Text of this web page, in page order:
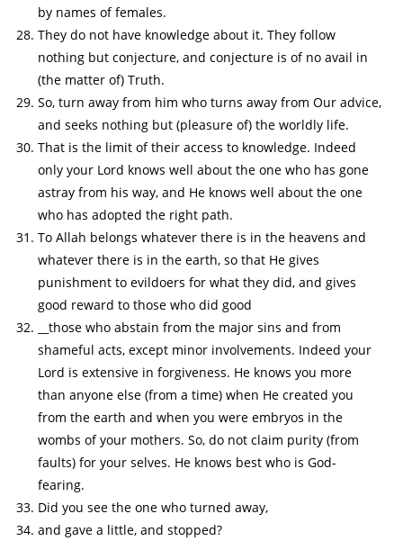
by names of females.
They do not have knowledge about it. They follow
nothing but conjecture, and conjecture is of no avail in
(the matter of) Truth.
So, turn away from him who turns away from Our advice,
and seeks nothing but (pleasure of) the worldly life.
That is the limit of their access to knowledge. Indeed
only your Lord knows well about the one who has gone
astray from his way, and He knows well about the one
who has adopted the right path.
To Allah belongs whatever there is in the heavens and
whatever there is in the earth, so that He gives
punishment to evildoers for what they did, and gives
good reward to those who did good
__those who abstain from the major sins and from
shameful acts, except minor involvements. Indeed your
Lord is extensive in forgiveness. He knows you more
than anyone else (from a time) when He created you
from the earth and when you were embryos in the
wombs of your mothers. So, do not claim purity (from
faults) for your selves. He knows best who is God-
fearing.
Did you see the one who turned away,
and gave a little, and stopped?